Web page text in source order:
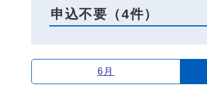
申込不要（4件）
6月